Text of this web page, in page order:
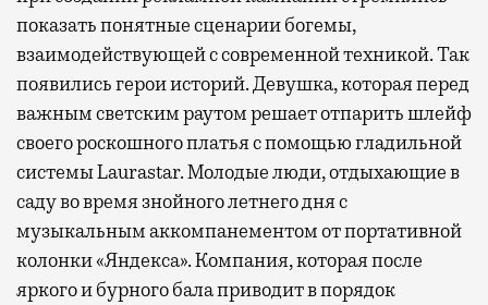
показать понятные сценарии богемы,
взаимодействующей с современной техникой. Так
появились герои историй. Девушка, которая перед
важным светским раутом решает отпарить шлейф
своего роскошного платья с помощью гладильной
системы Laurastar. Молодые люди, отдыхающие в
саду во время знойного летнего дня с
музыкальным аккомпанементом от портативной
колонки «Яндекса». Компания, которая после
яркого и бурного бала приводит в порядок